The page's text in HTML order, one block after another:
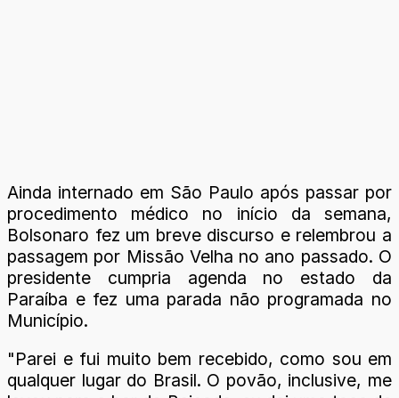
Ainda internado em São Paulo após passar por
procedimento médico no início da semana,
Bolsonaro fez um breve discurso e relembrou a
passagem por Missão Velha no ano passado. O
presidente cumpria agenda no estado da
Paraíba e fez uma parada não programada no
Município.
"Parei e fui muito bem recebido, como sou em
qualquer lugar do Brasil. O povão, inclusive, me